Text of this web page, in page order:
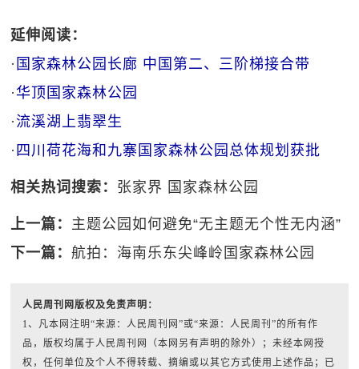
延伸阅读：
· 国家森林公园长廊 中国第二、三阶梯接合带
· 华顶国家森林公园
· 流溪湖上翡翠生
· 四川荷花海和九寨国家森林公园总体规划获批
相关热词搜索： 张家界 国家森林公园
上一篇： 主题公园如何避免“无主题无个性无内涵”
下一篇：航拍：海南乐东尖峰岭国家森林公园
人民周刊网版权及免责声明：
1、凡本网注明“来源：人民周刊网”或“来源：人民周刊”的所有作
品，版权均属于人民周刊网（本网另有声明的除外）；未经本网授
权，任何单位及个人不得转载、摘编或以其它方式使用上述作品；已